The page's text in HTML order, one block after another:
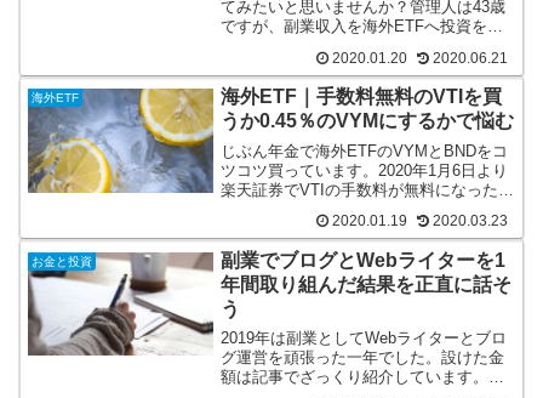
てみたいと思いませんか？管理人は43歳
ですが、副業収入を海外ETFへ投資をし
当を生活費に利用したいと考えていま
す。主力は米国株のVTI、米国債のBND
を半々で保有しています。
2020.01.20 2020.06.21
海外ETF
海外ETF｜手数料無料のVTIを買
うか0.45％のVYMにするかで悩む
じぶん年金で海外ETFのVYMとBNDをコ
ツコツ買っています。2020年1月6日より
楽天証券でVTIの手数料が無料になったの
す。長期的に考えるとVTIの方がお得なの
で変更しようかな、と。
2020.01.19 2020.03.23
お金と投資
副業でブログとWebライターを1
年間取り組んだ結果を正直に話そ
う
2019年は副業としてWebライターとブロ
グ運営を頑張った一年でした。設けた金
額は記事でざっくり紹介しています。か